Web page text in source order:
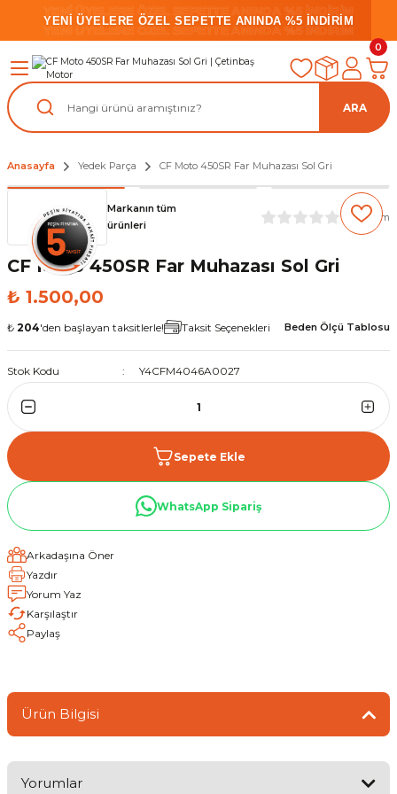
YENİ ÜYELERE ÖZEL SEPETTE ANINDA %5 İNDİRİM
YENİ ÜYELERE ÖZEL SEPETTE ANINDA %5 İNDİRİM
YENİ ÜYELERE ÖZEL SEPETTE ANINDA %5 İNDİRİM
ARA
0
Anasayfa Yedek Parça CF Moto 450SR Far Muhazası Sol Gri
Markanın tüm
ürünleri
(0) Yorum
CF Moto 450SR Far Muhazası Sol Gri
₺ 1.500,00
₺ 204'den başlayan taksitlerle! Taksit Seçenekleri Beden Ölçü Tablosu
Stok Kodu Y4CFM4046A0027
Sepete Ekle
WhatsApp Sipariş
Arkadaşına Öner
Yazdır
Yorum Yaz
Karşılaştır
Paylaş
Ürün Bilgisi
Yorumlar